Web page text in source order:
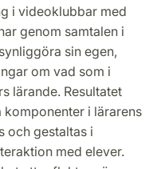
i videoklubbar med
genom samtalen i
sin egen,
om vad som i
lärande. Resultatet
i lärarens
och gestaltas i
med elever.